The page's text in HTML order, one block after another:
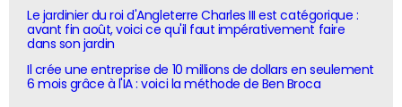
Le jardinier du roi d'Angleterre Charles III est catégorique :
avant fin août, voici ce qu'il faut impérativement faire
dans son jardin
Il crée une entreprise de 10 millions de dollars en seulement
6 mois grâce à l'IA : voici la méthode de Ben Broca